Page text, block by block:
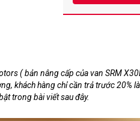
( bản nâng cấp của van SRM
khách hàng chỉ cần trả trước
trong bài viết sau đây.